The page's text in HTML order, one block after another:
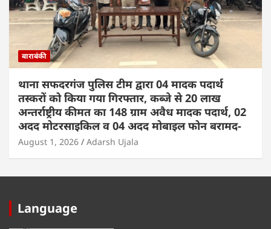
बाराबंकी
थाना सफदरगंज पुलिस टीम द्वारा 04 मादक पदार्थ
तस्करों को किया गया गिरफ्तार, कब्जे से 20 लाख
अन्तर्राष्ट्रीय कीमत का 148 ग्राम अवैध मादक पदार्थ, 02
अदद मोटरसाइकिल व 04 अदद मोबाइल फोन बरामद-
August 1, 2026 Adarsh Ujala
Language